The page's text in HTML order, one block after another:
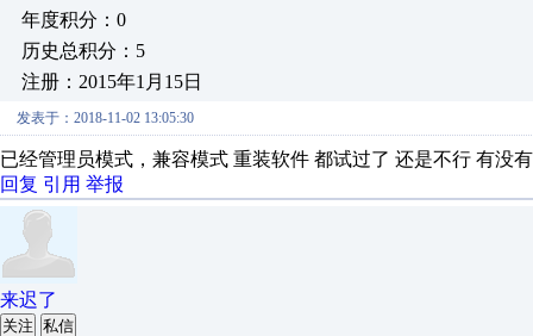
年度积分：0
历史总积分：5
注册：2015年1月15日
发表于：2018-11-02 13:05:30
已经管理员模式，兼容模式 重装软件 都试过了 还是不行 有没
回复 引用 举报
来迟了
关注 私信